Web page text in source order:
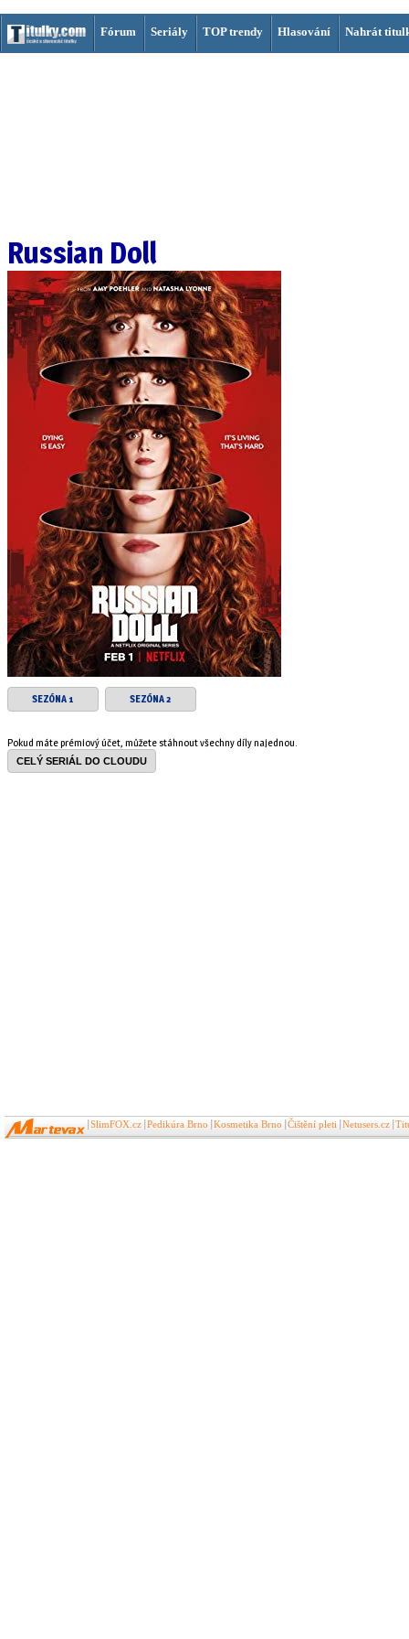
Fórum Seriály TOP trendy Hlasování Nahrát
Russian Doll
SEZÓNA 1 SEZÓNA 2
Pokud máte prémiový účet, můžete stáhnout všechny díly najednou.
CELÝ SERIÁL DO CLOUDU
SlimFOX.cz Pedikúra Brno Kosmetika Brno Čištění pleti Netusers.cz